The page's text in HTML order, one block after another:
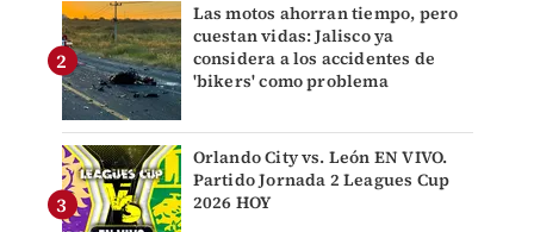
Las motos ahorran tiempo, pero
cuestan vidas: Jalisco ya
considera a los accidentes de
'bikers' como problema
Orlando City vs. León EN VIVO.
Partido Jornada 2 Leagues Cup
2026 HOY